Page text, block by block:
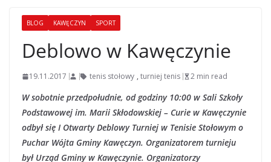
BLOG KAWĘCZYN SPORT
Deblowo w Kawęczynie
19.11.2017 tenis stołowy , turniej tenis 2 min read
W sobotnie przedpołudnie, od godziny 10:00 w Sali Szkoły
Podstawowej im. Marii Skłodowskiej – Curie w Kawęczynie
odbył się I Otwarty Deblowy Turniej w Tenisie Stołowym o
Puchar Wójta Gminy Kawęczyn. Organizatorem turnieju
był Urząd Gminy w Kawęczynie. Organizatorzy